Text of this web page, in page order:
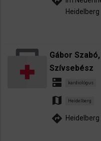
Heidelberg
Gábor
Szívsebész
dns kardiológus
map Heidelberg
directions